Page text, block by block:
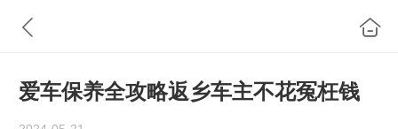
爱车保养全攻略返乡车主不花冤枉钱